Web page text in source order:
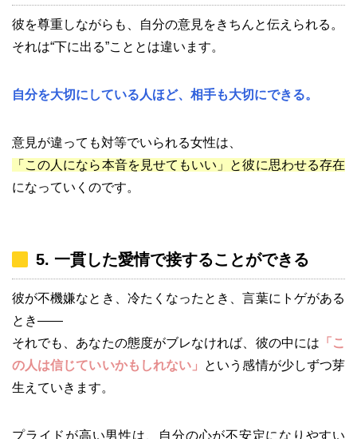
彼を尊重しながらも、自分の意見をきちんと伝えられる。
それは“下に出る”こととは違います。
自分を大切にしている人ほど、相手も大切にできる。
意見が違っても対等でいられる女性は、
「この人になら本音を見せてもいい」と彼に思わせる存在
になっていくのです。
5. 一貫した愛情で接することができる
彼が不機嫌なとき、冷たくなったとき、言葉にトゲがある
とき――
それでも、あなたの態度がブレなければ、彼の中には 「こ
の人は信じていいかもしれない」
という感情が少しずつ芽
生えていきます。
プライドが高い男性は、自分の心が不安定になりやすい